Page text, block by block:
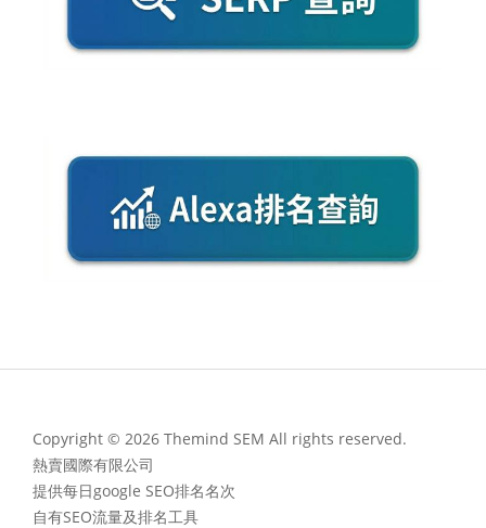
Copyright © 2026 Themind SEM All rights reserved.
熱賣國際有限公司
提供每日google SEO排名名次
自有SEO流量及排名工具